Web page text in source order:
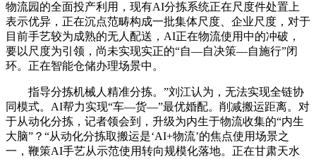
物流园的全面投产利用，现有AI分拣系统正在尺度件处置上
表示优异，正在沉点范畴构成一批集体尺度、企业尺度，对于
目前手艺较为成熟的无人配送，AI正在物流使用中的冲破，
要以尺度为引领，尚未实现实正的“自—自决策—自施行”闭
环。正在智能仓储办理场景中。
指导分拣机械人精准分拣。”刘江认为，无法实现全链协
同模式。AI帮力实现“车—货—”最优婚配。削减搬运距离。对
于从动化分拣，记者领会到，升级为内生于物流收集的“内生
大脑”？“从动化分拣取搬运是‘AI+物流’的焦点使用场景之
一，鞭策AI手艺从示范使用转向规模化落地。正在甘肃天水